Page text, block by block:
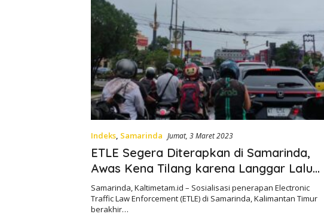
Indeks, Samarinda Jumat, 3 Maret 2023
ETLE Segera Diterapkan di Samarinda,
Awas Kena Tilang karena Langgar Lalu
Lintas
Samarinda, Kaltimetam.id – Sosialisasi penerapan Electronic
Traffic Law Enforcement (ETLE) di Samarinda, Kalimantan Timur
berakhir…